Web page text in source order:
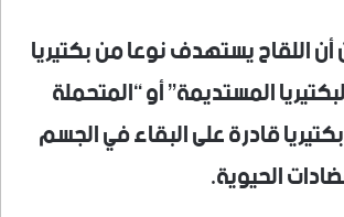
اللقاح يستهدف نوعا من بكتيريا
المستديمة” أو “المتحملة
قادرة على البقاء في الجسم
الحيوية.